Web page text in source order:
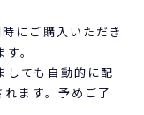
にご購入いただき
。
ても自動的に配
ます。予めご了